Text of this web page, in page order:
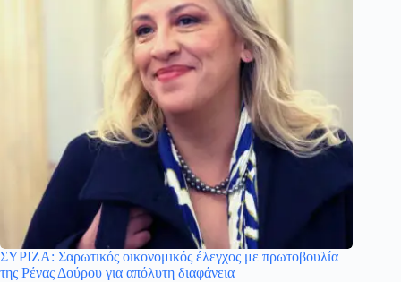
ΣΥΡΙΖΑ: Σαρωτικός οικονομικός έλεγχος με πρωτοβουλία
της Ρένας Δούρου για απόλυτη διαφάνεια